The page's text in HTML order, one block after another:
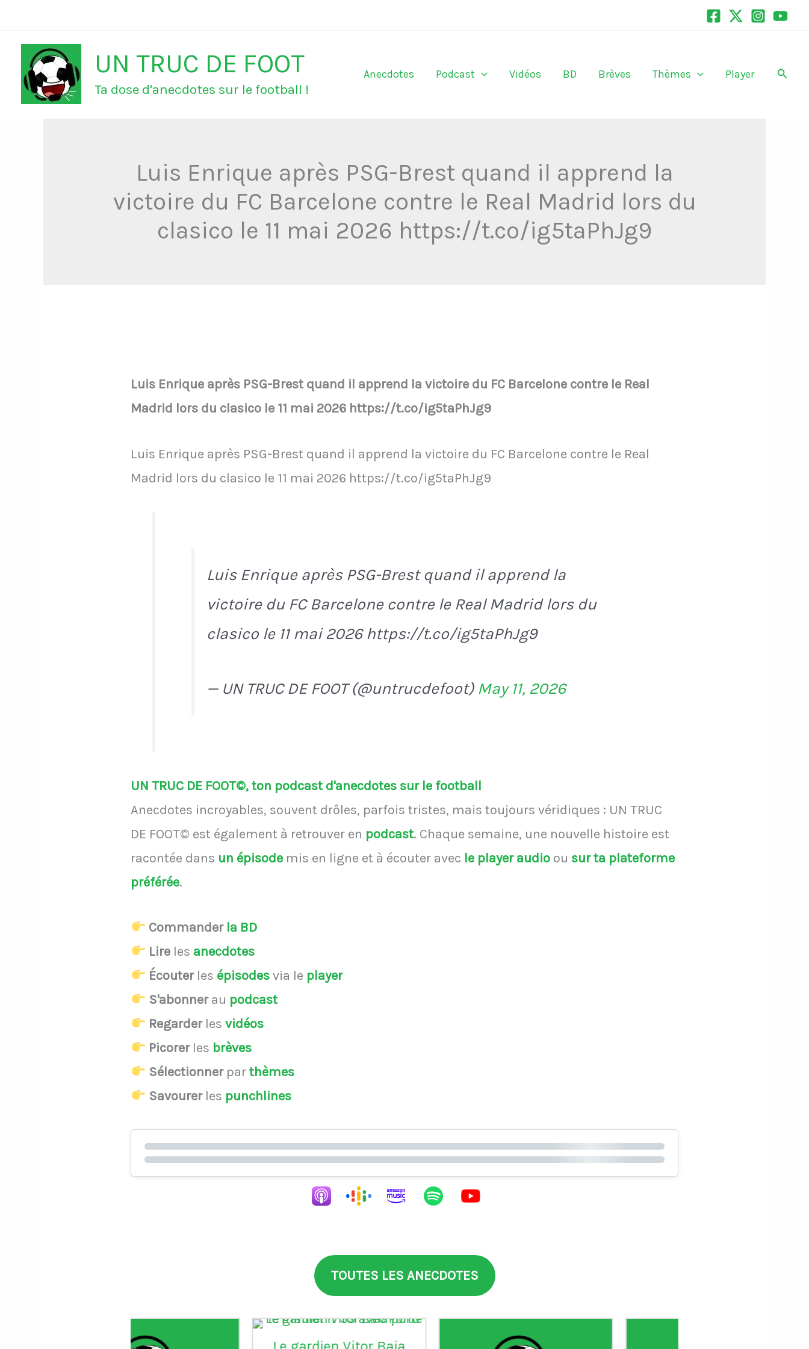
contenu
UN TRUC DE FOOT
Ta dose d'anecdotes sur le football !
Anecdotes Podcast Vidéos BD Brèves Thèmes Player
Luis Enrique après PSG-Brest quand il apprend la
victoire du FC Barcelone contre le Real Madrid lors du
clasico le 11 mai 2026 https://t.co/ig5taPhJg9
Luis Enrique après PSG-Brest quand il apprend la victoire du FC Barcelone contre le Real
Madrid lors du clasico le 11 mai 2026 https://t.co/ig5taPhJg9
Luis Enrique après PSG-Brest quand il apprend la victoire du FC Barcelone contre le Real
Madrid lors du clasico le 11 mai 2026 https://t.co/ig5taPhJg9
Luis Enrique après PSG-Brest quand il apprend la
victoire du FC Barcelone contre le Real Madrid lors du
clasico le 11 mai 2026 https://t.co/ig5taPhJg9
— UN TRUC DE FOOT (@untrucdefoot) May 11, 2026
UN TRUC DE FOOT©, ton podcast d'anecdotes sur le football
Anecdotes incroyables, souvent drôles, parfois tristes, mais toujours véridiques : UN TRUC
DE FOOT© est également à retrouver en podcast. Chaque semaine, une nouvelle histoire est
racontée dans un épisode mis en ligne et à écouter avec le player audio ou sur ta plateforme
préférée.
Commander la BD
Lire les anecdotes
Écouterles épisodesvia le player
S'abonnerau podcast
Regarderlesvidéos
Picorerles brèves
Sélectionnerparthèmes
Savourerles punchlines
TOUTES LES ANECDOTES